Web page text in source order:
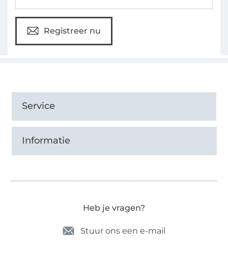
Registreer nu
Service
Informatie
Heb je vragen?
Stuur ons een e-mail